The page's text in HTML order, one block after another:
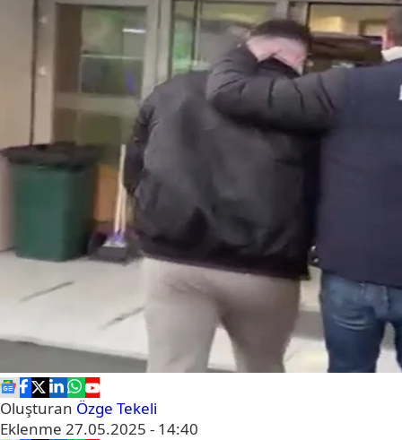
Oluşturan Özge Tekeli
Eklenme 27.05.2025 - 14:40